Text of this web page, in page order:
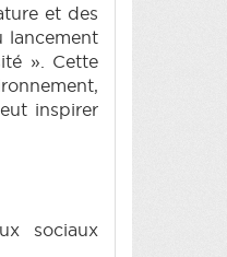
et des
lancement
». Cette
inspirer
sociaux